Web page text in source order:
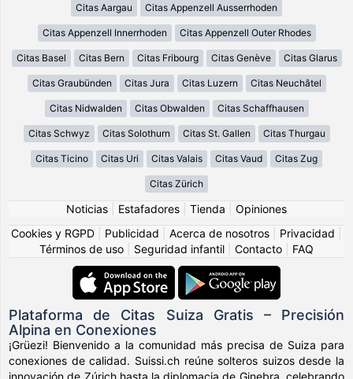
Citas Aargau Citas Appenzell Ausserrhoden
Citas Appenzell Innerrhoden Citas Appenzell Outer Rhodes
Citas Basel Citas Bern Citas Fribourg Citas Genève Citas Glarus
Citas Graubünden Citas Jura Citas Luzern Citas Neuchâtel
Citas Nidwalden Citas Obwalden Citas Schaffhausen
Citas Schwyz Citas Solothurn Citas St. Gallen Citas Thurgau
Citas Ticino Citas Uri Citas Valais Citas Vaud Citas Zug
Citas Zürich
Noticias Estafadores Tienda
Opiniones
Cookies y RGPD
Publicidad Acerca de nosotros Privacidad
Términos de uso
Seguridad infantil Contacto FAQ
Plataforma de Citas Suiza Gratis – Precisión
Alpina en Conexiones
¡Grüezi! Bienvenido a la comunidad más precisa de Suiza para
conexiones de calidad. Suissi.ch reúne solteros suizos desde la
innovación de Zúrich hasta la diplomacia de Ginebra, celebrando